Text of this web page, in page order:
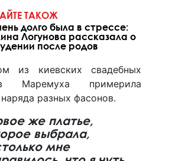
ТАКОЖ
долго была в стрессе:
Логунова рассказала о
после родов
из киевских свадебных
Маремуха примерила
разных фасонов.
же платье,
выбрала,
мне